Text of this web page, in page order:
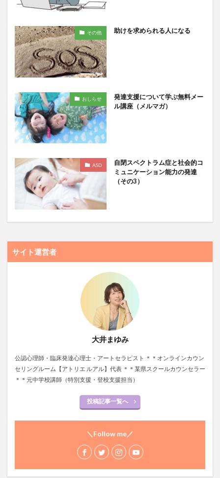
その他 助けを求められる人になる
おしらせ
発達支援について学ぶ無料メー
ル講座（メルマガ）
ASD
自閉スペクトラム症と社会的コ
ミュニケーション能力の発達
（その3）
サイト運営者
大井まゆみ
公認心理師・臨床発達心理士・アートセラピスト ＊＊オンラインカウン
セリングルーム【アトリエ ルアル】代表 ＊＊某県スクールカウンセラー
＊＊元中学校講師（特別支援・登校支援担当）
投稿記事一覧へ
＼Follow me／